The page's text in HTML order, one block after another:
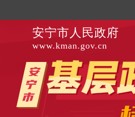
安宁市人民政府
www.kman.gov.cn